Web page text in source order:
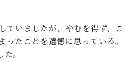
ていましたが、やむを得ず、こ
ったことを遺憾に思っている。
。